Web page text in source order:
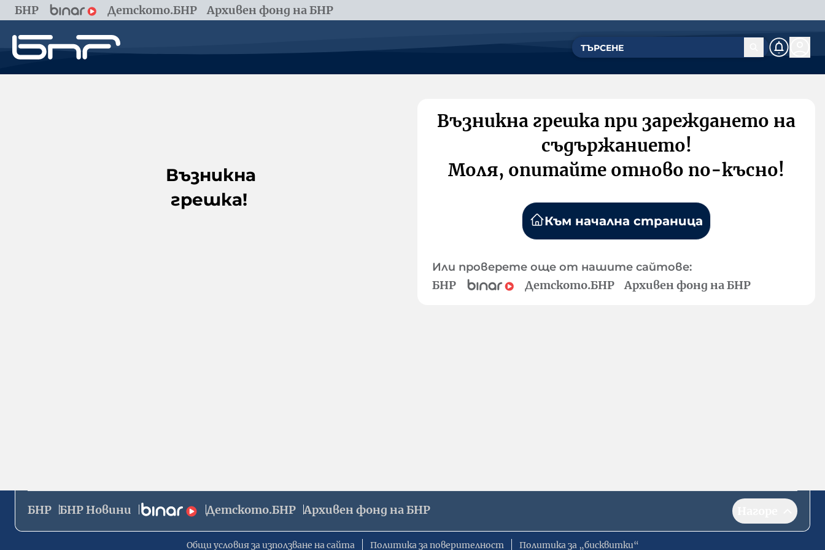
БНР Детското.БНР Архивен фонд на БНР
Възникна
грешка!
Възникна грешка при зареждането на
съдържанието!
Моля, опитайте отново по-късно!
Към начална страница
Или проверете още от нашите сайтове:
БНР Детското.БНР Архивен фонд на БНР
БНР БНР Новини Детското.БНР Архивен фонд на БНР
Общи условия за използване на сайта Политика за поверителност Политика за „бисквитки“